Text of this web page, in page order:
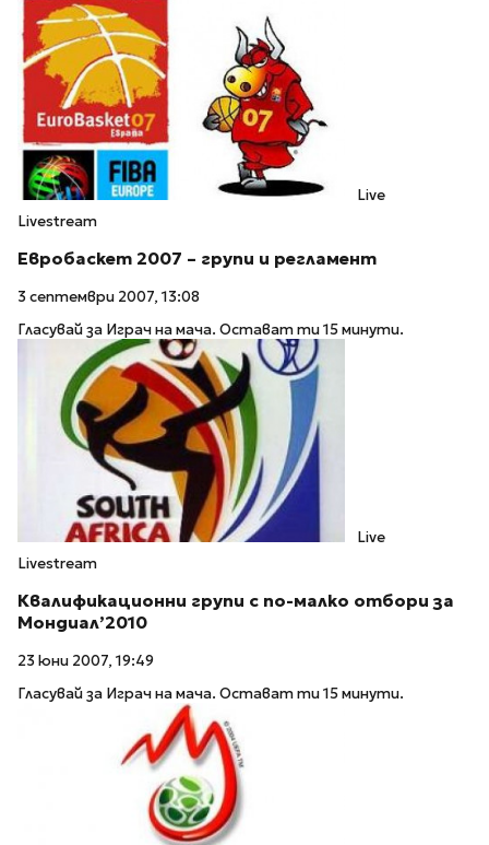
Live
Livestream
Евробаскет 2007 – групи и регламент
3 септември 2007, 13:08
Гласувай за Играч на мача. Остават ти 15 минути.
Live
Livestream
Квалификационни групи с по-малко отбори за
Мондиал’2010
23 юни 2007, 19:49
Гласувай за Играч на мача. Остават ти 15 минути.